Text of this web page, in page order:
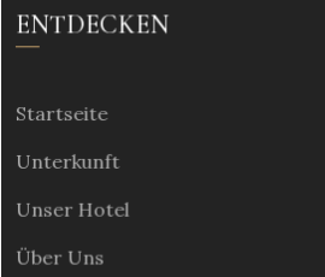
ENTDECKEN
Startseite
Unterkunft
Unser Hotel
Über Uns